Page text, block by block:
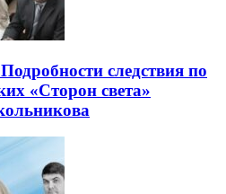
следствия по
«Сторон света»